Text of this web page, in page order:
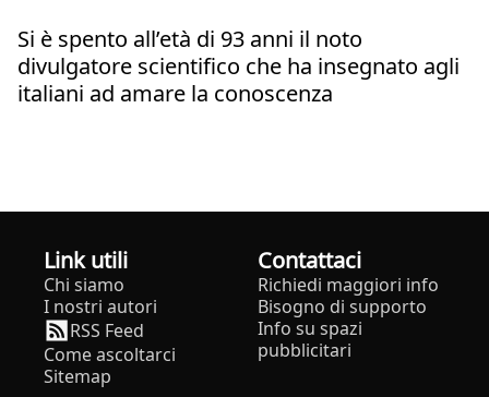
Si è spento all’età di 93 anni il noto
divulgatore scientifico che ha insegnato agli
italiani ad amare la conoscenza
Link utili
Chi siamo
I nostri autori
RSS Feed
Come ascoltarci
Sitemap
Contattaci
Richiedi maggiori info
Bisogno di supporto
Info su spazi
pubblicitari